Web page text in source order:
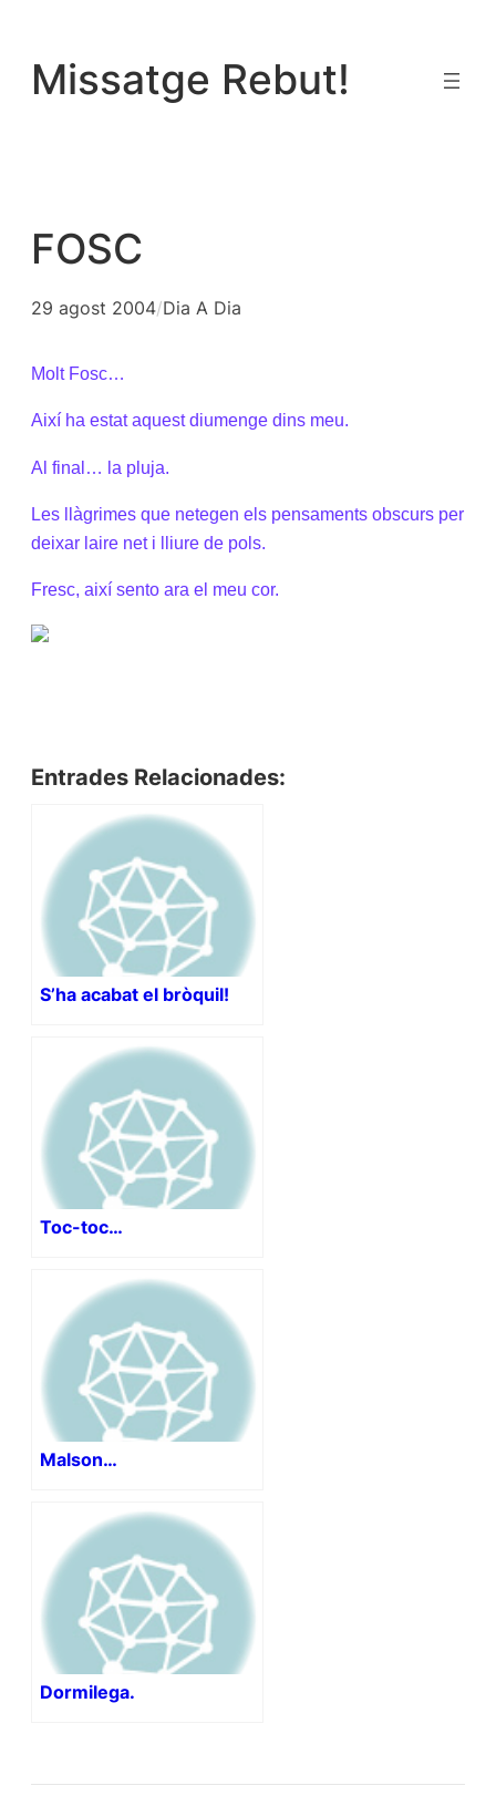
contingut
Missatge Rebut!
FOSC
29 agost 2004/Dia A Dia
Molt Fosc…
Així ha estat aquest diumenge dins meu.
Al final… la pluja.
Les llàgrimes que netegen els pensaments obscurs per
deixar laire net i lliure de pols.
Fresc, així sento ara el meu cor.
Entrades Relacionades:
S’ha acabat el bròquil!
Toc-toc…
Malson…
Dormilega.